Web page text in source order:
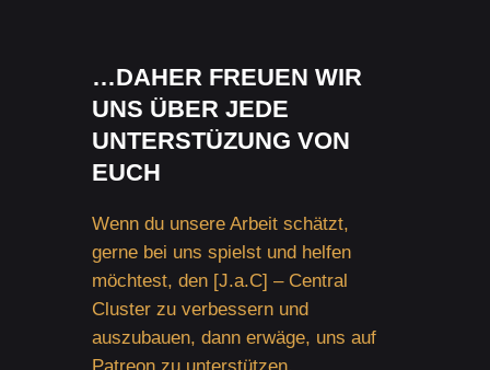
…DAHER FREUEN WIR
UNS ÜBER JEDE
UNTERSTÜZUNG VON
EUCH
Wenn du unsere Arbeit schätzt,
gerne bei uns spielst und helfen
möchtest, den [J.a.C] – Central
Cluster zu verbessern und
auszubauen, dann erwäge, uns auf